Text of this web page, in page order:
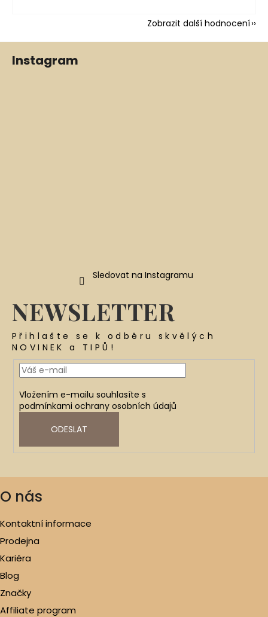
Zobrazit další hodnocení
Z
Instagram
Sledovat na Instagramu
NEWSLETTER
Přihlašte se k odběru skvělých
NOVINEK a TIPŮ!
Vložením e-mailu souhlasíte s
podmínkami ochrany osobních údajů
ODESLAT
O nás
Kontaktní informace
Prodejna
Kariéra
Blog
Značky
Affiliate program